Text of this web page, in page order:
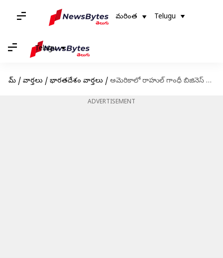
మరింత Telugu
Telugu
హోమ్ / వార్తలు / భారతదేశం వార్తలు / అమెరికాలో రాహుల్ గాంధీ బిజినెస్ మీటింగ్స్...పెగాసెస్ పై సంచలన వ్యాఖ్యలు
ADVERTISEMENT